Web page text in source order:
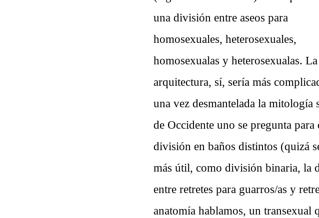
una división entre aseos para
homosexuales, heterosexuales,
homosexualas y heterosexualas. La
arquitectura, sí, sería más
una vez desmantelada la mitología
de Occidente uno se pregunta para
división en baños distintos (quizá
más útil, como división binaria, la
entre retretes para guarros/as y
anatomía hablamos, un transexual